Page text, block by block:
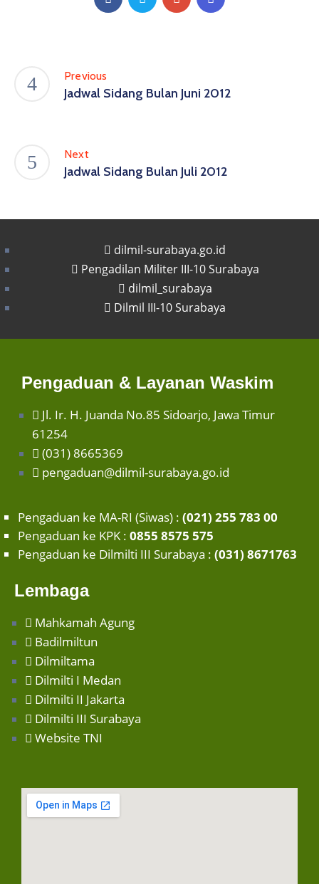
Previous
Jadwal Sidang Bulan Juni 2012
Next
Jadwal Sidang Bulan Juli 2012
dilmil-surabaya.go.id
Pengadilan Militer III-10 Surabaya
dilmil_surabaya
Dilmil III-10 Surabaya
Pengaduan & Layanan Waskim
Jl. Ir. H. Juanda No.85 Sidoarjo, Jawa Timur
61254
(031) 8665369
pengaduan@dilmil-surabaya.go.id
Pengaduan ke MA-RI (Siwas) : (021) 255 783 00
Pengaduan ke KPK : 0855 8575 575
Pengaduan ke Dilmilti III Surabaya : (031) 8671763
Lembaga
Mahkamah Agung
Badilmiltun
Dilmiltama
Dilmilti I Medan
Dilmilti II Jakarta
Dilmilti III Surabaya
Website TNI